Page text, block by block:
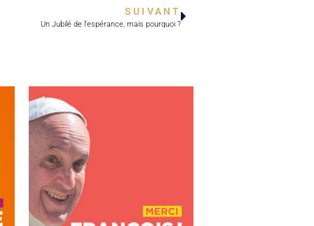
SUIVANT
Un Jubilé de l’espérance, mais pourquoi ?